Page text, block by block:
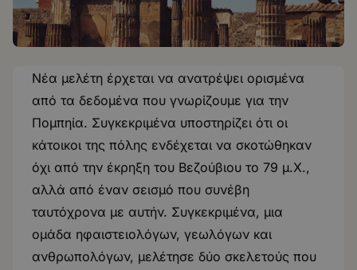
Νέα μελέτη έρχεται να ανατρέψει ορισμένα
από τα δεδομένα που γνωρίζουμε για την
Πομπηία. Συγκεκριμένα υποστηρίζει ότι οι
κάτοικοι της πόλης ενδέχεται να σκοτώθηκαν
όχι από την έκρηξη του Βεζούβιου το 79 μ.Χ.,
αλλά από έναν σεισμό που συνέβη
ταυτόχρονα με αυτήν. Συγκεκριμένα, μια
ομάδα ηφαιστειολόγων, γεωλόγων και
ανθρωπολόγων, μελέτησε δύο σκελετούς που